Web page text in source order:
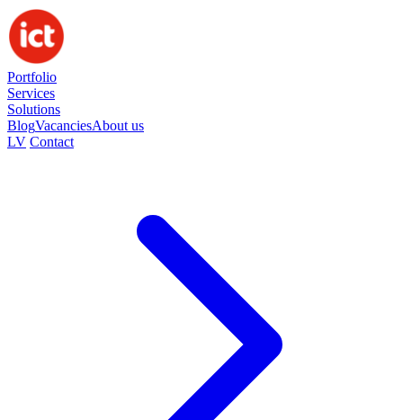
Portfolio
Services
Solutions
BlogVacanciesAbout us
LV Contact